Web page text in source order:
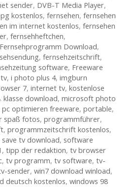
sender, DVB-T Media Player,
kostenlos, fernsehen, fernsehen
im internet kostenlos, fernsehen
, fernsehheftchen,
Fernsehprogramm Download,
, fernsehzeitschrift,
software, Freeware
, i photo plus 4, imgburn
7, internet tv, kostenlose
klasse download, microsoft photo
pc optimieren freeware, portable,
spaß fotos, programmführer,
, programmzeitschrift kostenlos,
save tv download, software
, tipp der redaktion, tv browser
, tv programm, tv software, tv-
sender, win7 download winload,
deutsch kostenlos, windows 98